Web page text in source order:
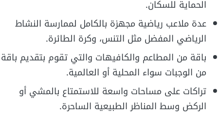
الحماية للسكان.
عدة ملاعب رياضية مجهزة بالكامل لممارسة النشاط
الرياضي المفضل مثل التنس، وكرة الطائرة.
باقة من المطاعم والكافيهات والتي تقوم بتقديم باقة
من الوجبات سواء المحلية أو العالمية.
تراكات على مساحات واسعة للاستمتاع بالمشي أو
الركض وسط المناظر الطبيعية الساحرة.